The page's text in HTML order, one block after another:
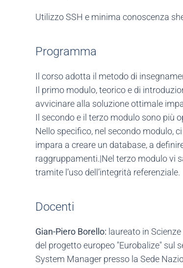
Utilizzo SSH e minima conoscenza
Programma
Il corso adotta il metodo di
Il primo modulo, teorico e di
avvicinare alla soluzione ottimale
Il secondo e il terzo modulo sono più
Nello specifico, nel secondo modulo,
impara a creare un database, a
raggruppamenti.|Nel terzo modulo vi
tramite l’uso dell’integrità referenziale.
Docenti
Gian-Piero Borello: laureato in
del progetto europeo "Eurobalize" sul
System Manager presso la Sede